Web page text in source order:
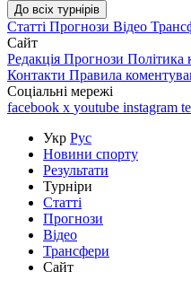
До всіх турнірів
Статті Прогнози Відео
Сайт
Редакція Прогнози Політика
Контакти Правила
Соціальні мережі
facebook x youtube instagram
Укр Рус
Новини спорту
Результати
Турніри
Статті
Прогнози
Відео
Трансфери
Сайт